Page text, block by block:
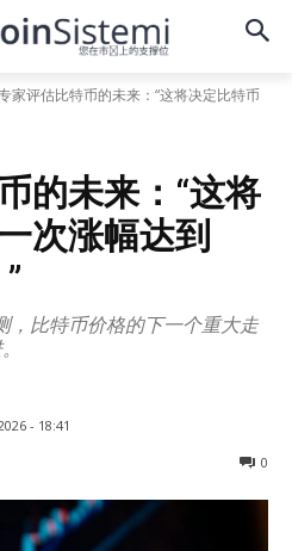
家评估比特币的未来：“这将决定比特币
的未来：“这将
次涨幅达到
，比特币价格的下一个重大走
- 18:41
0